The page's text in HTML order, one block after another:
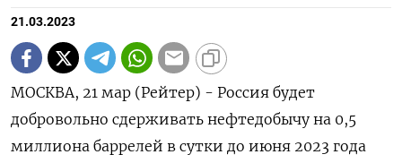
21.03.2023
МОСКВА, 21 мар (Рейтер) - Россия будет
добровольно сдерживать нефтедобычу на 0,5
миллиона баррелей в сутки до июня 2023 года